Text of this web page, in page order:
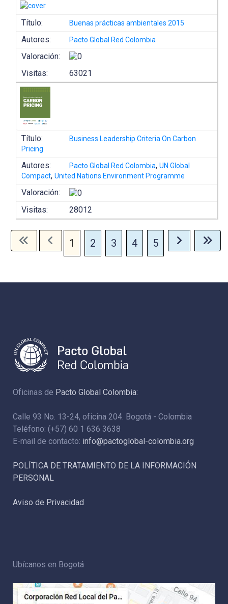
Título: Buenas prácticas ambientales 2015
Autores: Pacto Global Red Colombia
Valoración:
Visitas:
63021
Título:
Business Leadership Criteria On Carbon
Pricing
Autores: Pacto Global Red Colombia,UN Global
Compact,United Nations Environment Programme
Valoración:
Visitas:
28012
1 2 3 4 5
Oficinas de Pacto Global Colombia:
Calle 93 No. 13-24, oficina 204. Bogotá - Colombia
Teléfono: (+57) 60 1 636 3638
E-mail de contacto: info@pactoglobal-colombia.org
POLÍTICA DE TRATAMIENTO DE LA INFORMACIÓN
PERSONAL
Aviso de Privacidad
Ubícanos en Bogotá